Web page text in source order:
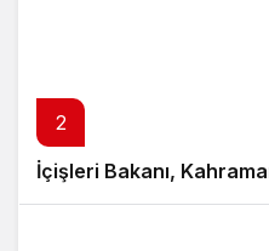
2
İçişleri Bakanı,